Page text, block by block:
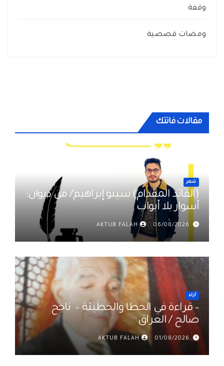
وقفة
ومضات قصصية
مقالات فاتتك
شعر
(القائد المقدام) سينو إبراهيم/ من ديوان:
أسوار بلا أبواب
06/08/2026
AKTUB FALAH
أراء
– قراءة في الخطأ والخطيئة – ناجح
صالح / العراق
01/08/2026
AKTUB FALAH